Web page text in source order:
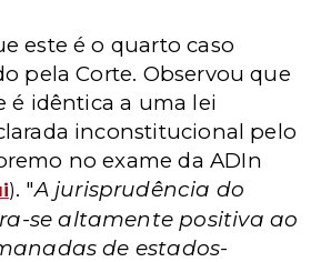
este é o quarto caso
pela Corte. Observou que
é idêntica a uma lei
inconstitucional pelo
no exame da ADIn
). "A jurisprudência do
se altamente positiva ao
de estados-